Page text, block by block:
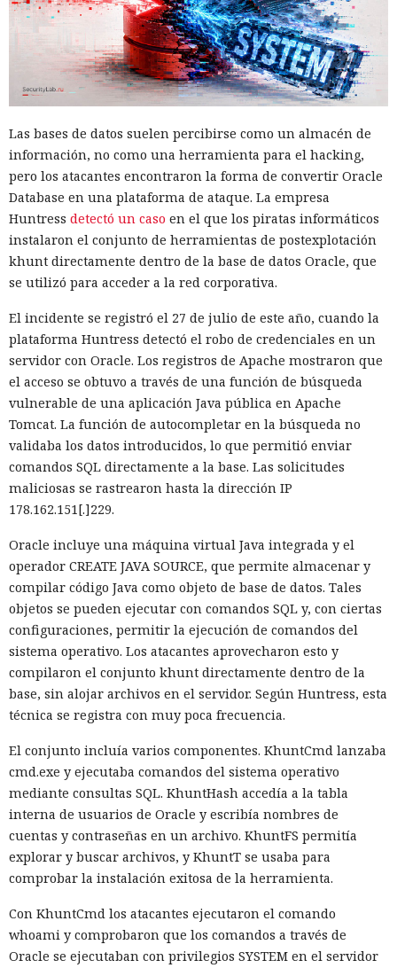
Las bases de datos suelen percibirse como un almacén de
información, no como una herramienta para el hacking,
pero los atacantes encontraron la forma de convertir Oracle
Database en una plataforma de ataque. La empresa
Huntress detectó un caso en el que los piratas informáticos
instalaron el conjunto de herramientas de postexplotación
khunt directamente dentro de la base de datos Oracle, que
se utilizó para acceder a la red corporativa.
El incidente se registró el 27 de julio de este año, cuando la
plataforma Huntress detectó el robo de credenciales en un
servidor con Oracle. Los registros de Apache mostraron que
el acceso se obtuvo a través de una función de búsqueda
vulnerable de una aplicación Java pública en Apache
Tomcat. La función de autocompletar en la búsqueda no
validaba los datos introducidos, lo que permitió enviar
comandos SQL directamente a la base. Las solicitudes
maliciosas se rastrearon hasta la dirección IP
178.162.151[.]229.
Oracle incluye una máquina virtual Java integrada y el
operador CREATE JAVA SOURCE, que permite almacenar y
compilar código Java como objeto de base de datos. Tales
objetos se pueden ejecutar con comandos SQL y, con ciertas
configuraciones, permitir la ejecución de comandos del
sistema operativo. Los atacantes aprovecharon esto y
compilaron el conjunto khunt directamente dentro de la
base, sin alojar archivos en el servidor. Según Huntress, esta
técnica se registra con muy poca frecuencia.
El conjunto incluía varios componentes. KhuntCmd lanzaba
cmd.exe y ejecutaba comandos del sistema operativo
mediante consultas SQL. KhuntHash accedía a la tabla
interna de usuarios de Oracle y escribía nombres de
cuentas y contraseñas en un archivo. KhuntFS permitía
explorar y buscar archivos, y KhuntT se usaba para
comprobar la instalación exitosa de la herramienta.
Con KhuntCmd los atacantes ejecutaron el comando
whoami y comprobaron que los comandos a través de
Oracle se ejecutaban con privilegios SYSTEM en el servidor